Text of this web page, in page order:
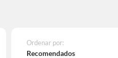
Ordenar por:
Recomendados